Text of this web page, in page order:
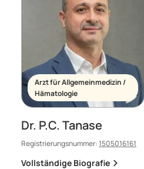
Arzt für Allgemeinmedizin /
Hämatologie
Dr. P.C. Tanase
Registrierungsnummer:1505016161
Vollständige Biografie